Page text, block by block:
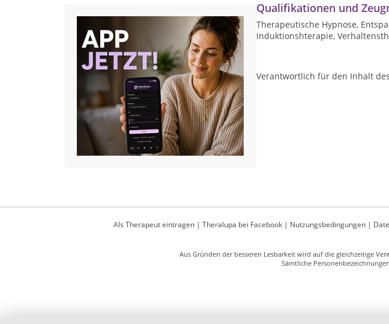
Qualifikationen und
Therapeutische Hypnose,
Induktionshterapie,
Verantwortlich für den Inhalt
Als Therapeut eintragen| Theralupa bei Facebook| Nutzungsbedingungen|
Aus Gründen der besseren Lesbarkeit wird auf die gleichzeitige
Sämtliche